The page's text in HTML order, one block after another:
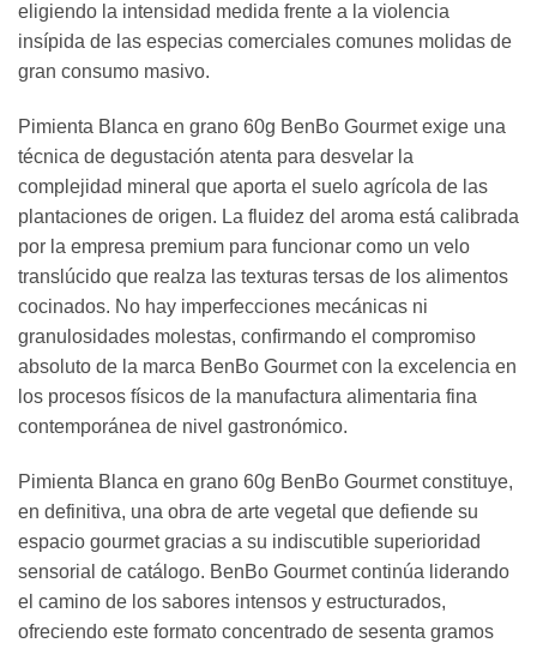
eligiendo la intensidad medida frente a la violencia
insípida de las especias comerciales comunes molidas de
gran consumo masivo.
Pimienta Blanca en grano 60g BenBo Gourmet exige una
técnica de degustación atenta para desvelar la
complejidad mineral que aporta el suelo agrícola de las
plantaciones de origen. La fluidez del aroma está calibrada
por la empresa premium para funcionar como un velo
translúcido que realza las texturas tersas de los alimentos
cocinados. No hay imperfecciones mecánicas ni
granulosidades molestas, confirmando el compromiso
absoluto de la marca BenBo Gourmet con la excelencia en
los procesos físicos de la manufactura alimentaria fina
contemporánea de nivel gastronómico.
Pimienta Blanca en grano 60g BenBo Gourmet constituye,
en definitiva, una obra de arte vegetal que defiende su
espacio gourmet gracias a su indiscutible superioridad
sensorial de catálogo. BenBo Gourmet continúa liderando
el camino de los sabores intensos y estructurados,
ofreciendo este formato concentrado de sesenta gramos